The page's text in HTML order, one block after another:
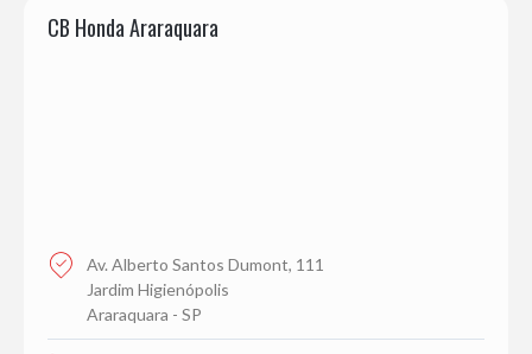
CB Honda Araraquara
Av. Alberto Santos Dumont, 111
Jardim Higienópolis
Araraquara - SP